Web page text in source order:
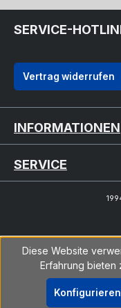
SERVICE-
Vertrag widerrufen
INFORMATIONEN
SERVICE
Diese Website
Erfahrung bieten
Konfigurieren